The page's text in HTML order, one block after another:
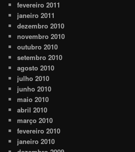
fevereiro 2011
janeiro 2011
dezembro 2010
novembro 2010
outubro 2010
setembro 2010
agosto 2010
julho 2010
junho 2010
maio 2010
abril 2010
março 2010
fevereiro 2010
janeiro 2010